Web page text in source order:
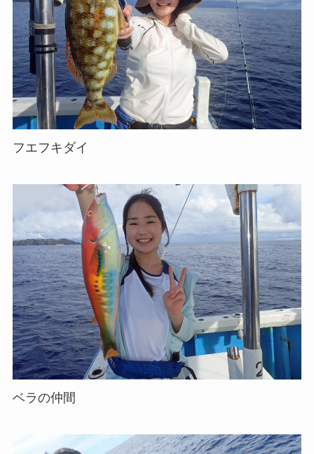
フエフキダイ
ベラの仲間